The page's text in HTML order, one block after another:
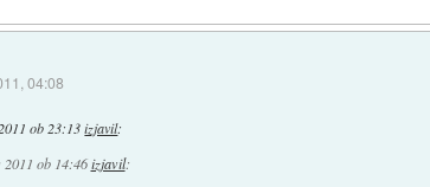
04:08
ob 23:13 izjavil:
2011 ob 14:46 izjavil: